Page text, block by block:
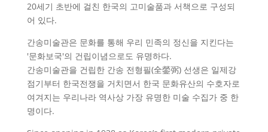
20세기 초반에 걸친 한국의 고미술품과 서책으로 구성되
어 있다.
간송미술관은 문화를 통해 우리 민족의 정신을 지킨다는
'문화보국'의 건립이념으로도 유명하다.
간송미술관을 건립한 간송 전형필(全鎣弼) 선생은 일제강
점기부터 한국전쟁을 거치면서 한국 문화유산의 수호자로
여겨지는 우리나라 역사상 가장 유명한 미술 수집가 중 한
명이다.